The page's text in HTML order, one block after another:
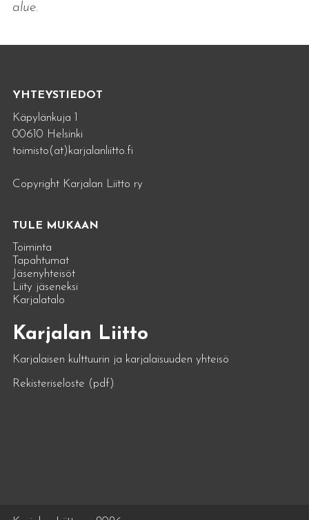
alue.
YHTEYSTIEDOT
Käpylänkuja 1
00610 Helsinki
toimisto(at)karjalanliitto.fi
Copyright Karjalan Liitto ry
TULE MUKAAN
Toiminta
Tapahtumat
Jäsenyhteisöt
Liity jäseneksi
Karjalatalo
Karjalan Liitto
Karjalaisen kulttuurin ja karjalaisuuden yhteisö
Rekisteriseloste (pdf)